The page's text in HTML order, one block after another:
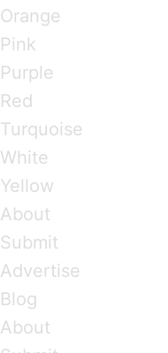
Orange
Pink
Purple
Red
Turquoise
White
Yellow
About
Submit
Advertise
Blog
About